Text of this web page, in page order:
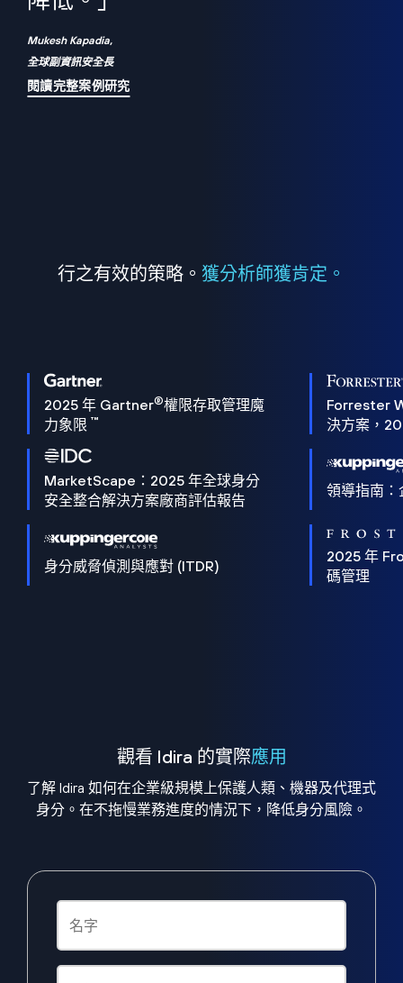
Mukesh Kapadia,
全球副資訊安全長
閱讀完整案例研究
行之有效的策略。 獲分析師獲肯定。
2025 年 Gartner®權限存取管理魔
力象限 ™
Forrester
決方案，
MarketScape：2025 年全球身分
安全整合解決方案廠商評估報告
領導指南
身分威脅偵測與應對 (ITDR)
2025 年
碼管理
觀看 Idira 的實際應用
了解 Idira 如何在企業級規模上保護人類、機器及代理式
身分。在不拖慢業務進度的情況下，降低身分風險。